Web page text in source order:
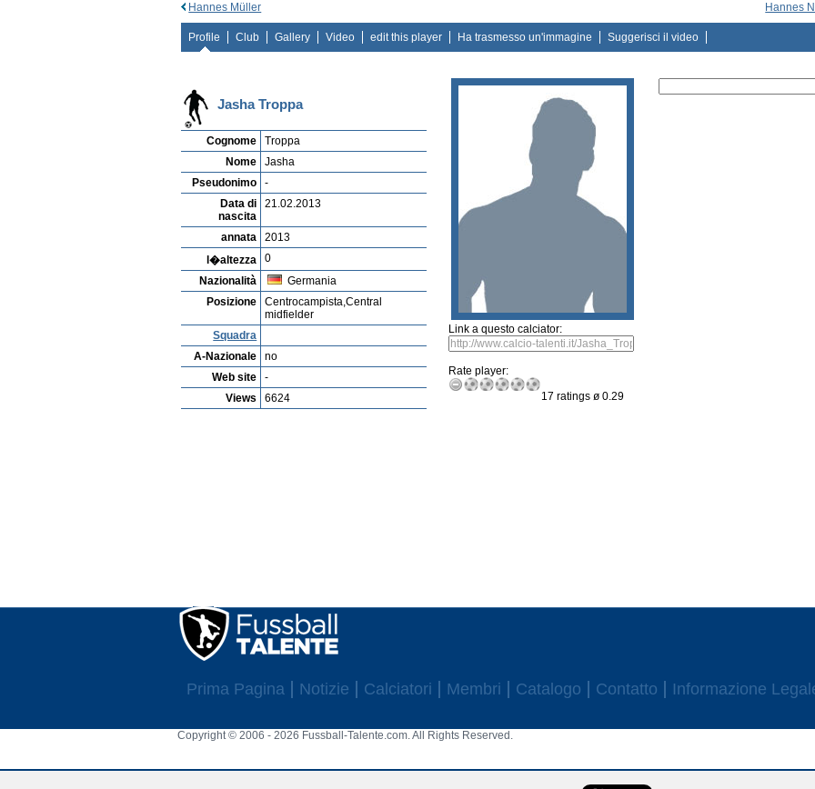
Hannes
Hannes Müller
Profile Club Gallery Video edit this player Ha trasmesso un'immagine Suggerisci il video
Jasha Troppa
Cognome
Troppa
Nome
Jasha
Pseudonimo
-
Data di
nascita
21.02.2013
annata
2013
l�altezza
0
Nazionalità
Germania
Posizione
Centrocampista,Central
midfielder
Squadra
A-Nazionale
no
Web site
-
Views
6624
Link a questo calciator:
Rate player:
17 ratings ø 0.29
Prima Pagina Notizie Calciatori Membri Catalogo Contatto Informazione
Copyright © 2006 - 2026 Fussball-Talente.com. All Rights Reserved.